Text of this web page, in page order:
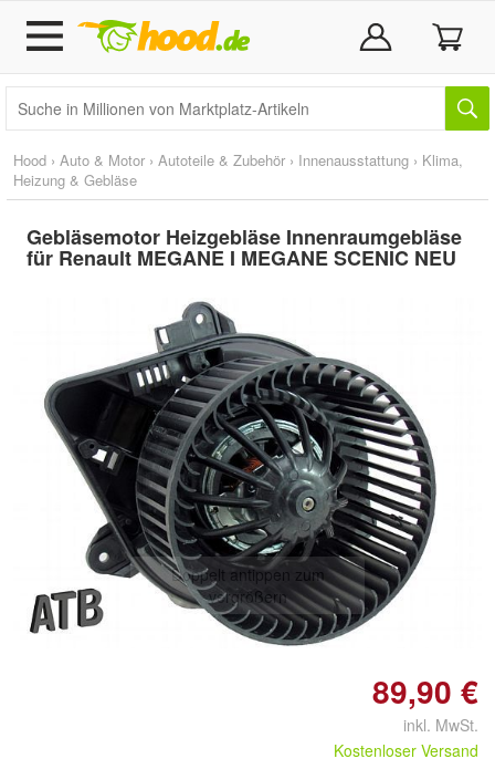
Hood › Auto & Motor › Autoteile & Zubehör › Innenausstattung › Klima,
Heizung & Gebläse
Gebläsemotor Heizgebläse Innenraumgebläse
für Renault MEGANE I MEGANE SCENIC NEU
Doppelt antippen zum
vergrößern
89,90 €
inkl. MwSt.
Kostenloser Versand